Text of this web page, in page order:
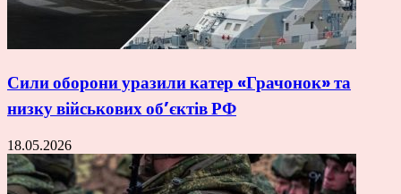
Сили оборони уразили катер «Грачонок» та
низку військових об’єктів РФ
18.05.2026